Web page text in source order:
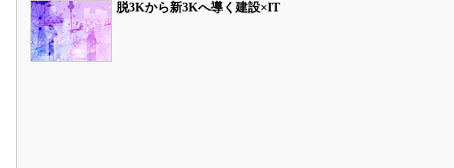
脱3Kから新3Kへ導く建設×IT